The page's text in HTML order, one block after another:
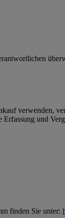
verwenden,
und
finden Sie unter: